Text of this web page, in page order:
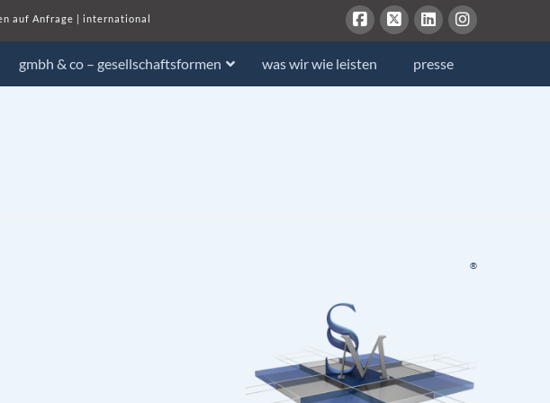
auf Anfrage | international
gmbh & co – gesellschaftsformen was wir wie leisten presse
®